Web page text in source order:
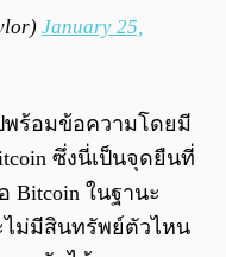
January 25,
พร้อมข้อความโดยมี
ซึ่งนี่เป็นจุดยืนที่
Bitcoin ในฐานะ
ม่มีสินทรัพย์ตัวไหน